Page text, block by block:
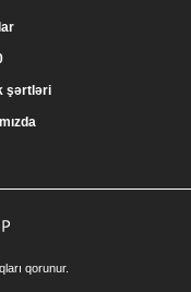
şərtləri
qorunur.